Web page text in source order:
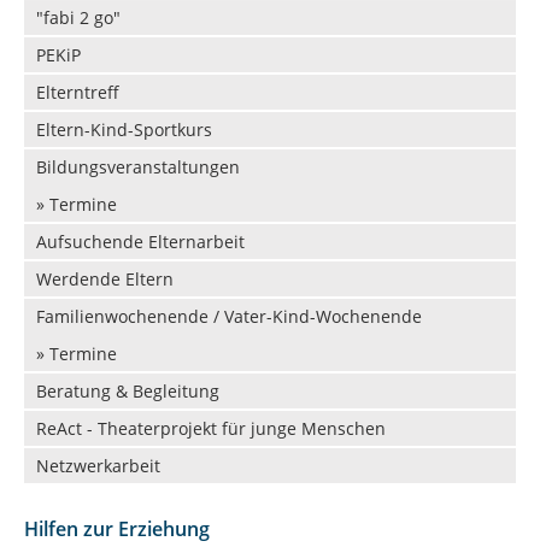
"fabi 2 go"
PEKiP
Elterntreff
Eltern-Kind-Sportkurs
Bildungsveranstaltungen
» Termine
Aufsuchende Elternarbeit
Werdende Eltern
Familienwochenende / Vater-Kind-Wochenende
» Termine
Beratung & Begleitung
ReAct - Theaterprojekt für junge Menschen
Netzwerkarbeit
Hilfen zur Erziehung